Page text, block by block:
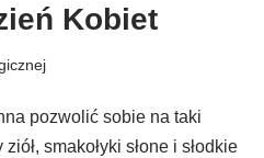
Kobiet
pozwolić sobie na taki
smakołyki słone i słodkie